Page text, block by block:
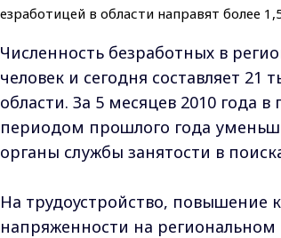
Численность безработных в
человек и сегодня составляет
области. За 5 месяцев 2010 года
периодом прошлого года
органы службы занятости в
На трудоустройство,
напряженности на